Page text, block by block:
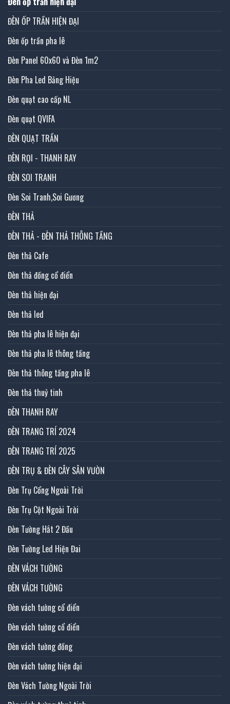
ĐÈN ỐP TRẦN HIỆN ĐẠI
Đèn ốp trần pha lê
Đèn Panel 60x60 và Đèn 1m2
Đèn Pha Led Bảng Hiệu
Đèn quạt cao cấp NL
Đèn quạt QVIFA
ĐÈN QUẠT TRẦN
ĐÈN RỌI - THANH RAY
ĐÈN SOI TRANH
Đèn Soi Tranh,Soi Gương
ĐÈN THẢ
ĐÈN THẢ - ĐÈN THẢ THÔNG TẦNG
Đèn thả Cafe
Đèn thả đồng cổ điển
Đèn thả hiện đại
Đèn thả led
Đèn thả pha lê hiện đại
Đèn thả pha lê thông tầng
Đèn thả thông tầng pha lê
Đèn thả thuỷ tinh
ĐÈN THANH RAY
ĐÈN TRANG TRÍ 2024
ĐÈN TRANG TRÍ 2025
ĐÈN TRỤ & ĐÈN CÂY SÂN VƯỜN
Đèn Trụ Cổng Ngoài Trời
Đèn Trụ Cột Ngoài Trời
Đèn Tường Hắt 2 Đầu
Đèn Tường Led Hiện Đai
ĐÈN VÁCH TƯỜNG
ĐÈN VÁCH TƯỜNG
Đèn vách tường cổ điển
Đèn vách tường cổ điển
Đèn vách tường đồng
Đèn vách tường hiện đại
Đèn Vách Tường Ngoài Trời